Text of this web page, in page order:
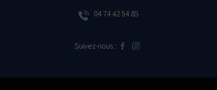
04 74 42 54 85
Suivez-nous :